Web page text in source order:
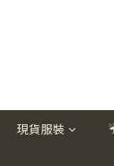
現貨服裝